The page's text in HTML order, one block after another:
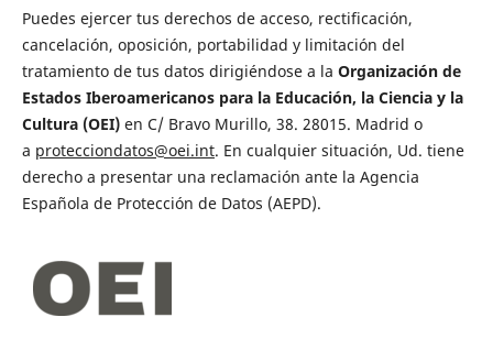
Puedes ejercer tus derechos de acceso, rectificación,
cancelación, oposición, portabilidad y limitación del
tratamiento de tus datos dirigiéndose a la Organización de
Estados Iberoamericanos para la Educación, la Ciencia y la
Cultura (OEI)en C/ Bravo Murillo, 38. 28015. Madrid o
a protecciondatos@oei.int. En cualquier situación, Ud. tiene
derecho a presentar una reclamación ante la Agencia
Española de Protección de Datos (AEPD).